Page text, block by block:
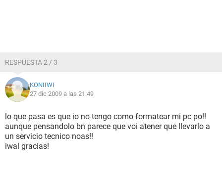
RESPUESTA 2 / 3
KONIIWI
27 dic 2009 a las 21:49
lo que pasa es que io no tengo como formatear mi pc po!!
aunque pensandolo bn parece que voi atener que llevarlo a
un servicio tecnico noas!!
iwal gracias!